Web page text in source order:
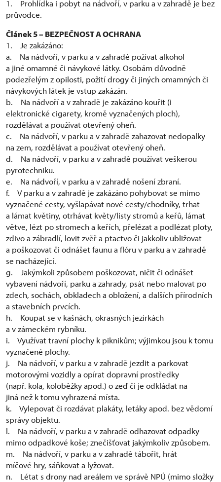
1. Prohlídka i pobyt na nádvoří, v parku a v zahradě je bez
průvodce.
Článek 5 – BEZPEČNOST A OCHRANA
1. Je zakázáno:
a. Na nádvoří, v parku a v zahradě požívat alkohol
a jiné omamné či návykové látky. Osobám důvodně
podezřelým z opilosti, požití drogy či jiných omamných či
návykových látek je vstup zakázán.
b. Na nádvoří a v zahradě je zakázáno kouřit (i
elektronické cigarety, kromě vyznačených ploch),
rozdělávat a používat otevřený oheň.
c. Na nádvoří, v parku a v zahradě zahazovat nedopalky
na zem, rozdělávat a používat otevřený oheň.
d. Na nádvoří, v parku a v zahradě používat veškerou
pyrotechniku.
e. Na nádvoří, v parku a v zahradě nošení zbraní.
f. V parku a v zahradě je zakázáno pohybovat se mimo
vyznačené cesty, vyšlapávat nové cesty/chodníky, trhat
a lámat květiny, otrhávat květy/listy stromů a keřů, lámat
větve, lézt po stromech a keřích, přelézat a podlézat ploty,
zdivo a zábradlí, lovit zvěř a ptactvo či jakkoliv ubližovat
a poškozovat či odnášet faunu a flóru v parku a v zahradě
se nacházející.
g. Jakýmkoli způsobem poškozovat, ničit či odnášet
vybavení nádvoří, parku a zahrady, psát nebo malovat po
zdech, sochách, obkladech a obložení, a dalších přírodních
a stavebních prvcích.
h. Koupat se v kašnách, okrasných jezírkách
a v zámeckém rybníku.
i. Využívat travní plochy k piknikům; výjimkou jsou k tomu
vyznačené plochy.
j. Na nádvoří, v parku a v zahradě jezdit a parkovat
motorovými vozidly a opírat dopravní prostředky
(např. kola, koloběžky apod.) o zeď či je odkládat na
jiná než k tomu vyhrazená místa.
k. Vylepovat či rozdávat plakáty, letáky apod. bez vědomí
správy objektu.
l. Na nádvoří, v parku a v zahradě odhazovat odpadky
mimo odpadkové koše; znečišťovat jakýmkoliv způsobem.
m. Na nádvoří, v parku a v zahradě tábořit, hrát
míčové hry, sáňkovat a lyžovat.
n. Létat s drony nad areálem ve správě NPÚ (mimo složky